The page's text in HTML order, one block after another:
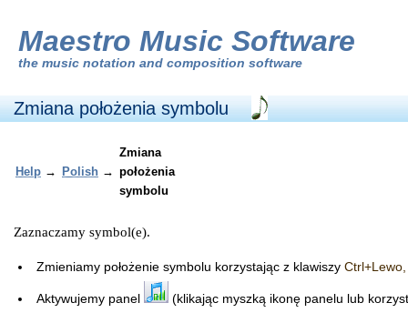
Maestro Music Software
the music notation and composition software
Zmiana położenia symbolu
Help → Polish →
Zmiana
położenia
symbolu
Zaznaczamy symbol(e).
Zmieniamy położenie symbolu korzystając z klawiszy
Aktywujemy panel
(klikając myszką ikonę panelu lub